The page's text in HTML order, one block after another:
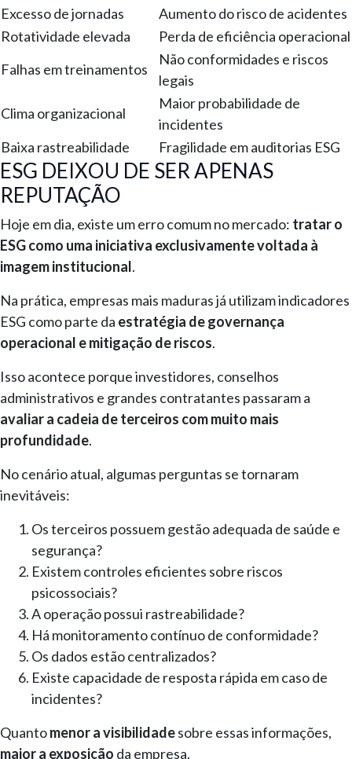
Excesso de jornadas
Aumento do risco de acidentes
Rotatividade elevada
Perda de eficiência operacional
Falhas em treinamentos
Não conformidades e riscos
legais
Clima organizacional
Maior probabilidade de
incidentes
Baixa rastreabilidade
Fragilidade em auditorias ESG
ESG DEIXOU DE SER APENAS
REPUTAÇÃO
Hoje em dia, existe um erro comum no mercado: tratar o
ESG como uma iniciativa exclusivamente voltada à
imagem institucional.
Na prática, empresas mais maduras já utilizam indicadores
ESG como parte da estratégia de governança
operacional e mitigação de riscos.
Isso acontece porque investidores, conselhos
administrativos e grandes contratantes passaram a
avaliar a cadeia de terceiros com muito mais
profundidade.
No cenário atual, algumas perguntas se tornaram
inevitáveis:
Os terceiros possuem gestão adequada de saúde e
segurança?
Existem controles eficientes sobre riscos
psicossociais?
A operação possui rastreabilidade?
Há monitoramento contínuo de conformidade?
Os dados estão centralizados?
Existe capacidade de resposta rápida em caso de
incidentes?
Quantomenor a visibilidadesobre essas informações,
maior a exposição da empresa.